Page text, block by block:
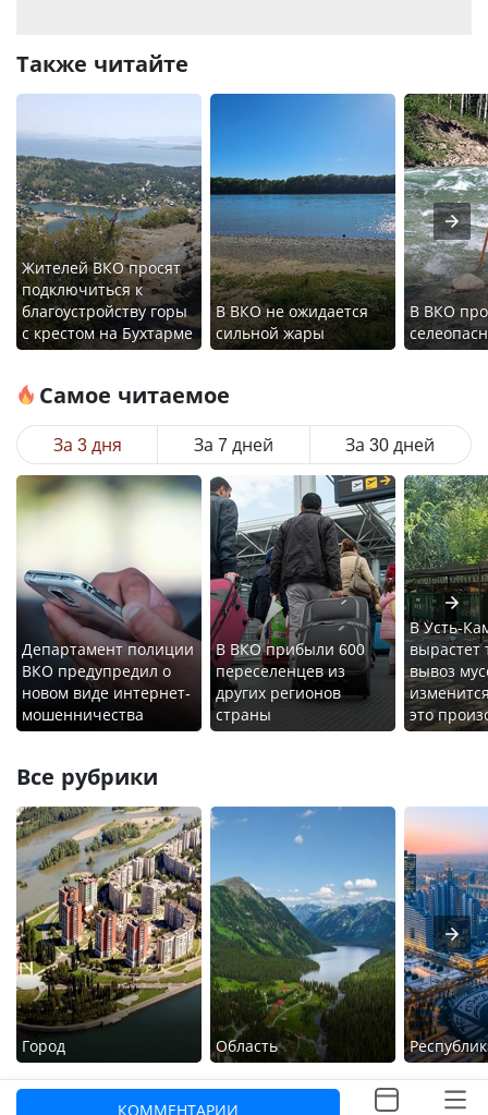
Также читайте
Жителей ВКО просят
подключиться к
благоустройству горы
с крестом на Бухтарме
В ВКО не ожидается
сильной жары
В ВКО
Самое читаемое
За 3 дня
Департамент полиции
ВКО предупредил о
новом виде интернет-
мошенничества
В ВКО прибыли 600
переселенцев из
других регионов
страны
В Усть-
вырастет
вывоз
это
За 7 дней За 30 дней
Все рубрики
Город Область
КОММЕНТАРИИ